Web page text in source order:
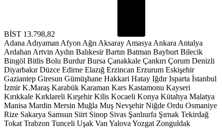
BİST 13.798,82
Adana Adıyaman Afyon Ağrı Aksaray Amasya Ankara Antalya
Ardahan Artvin Aydın Balıkesir Bartın Batman Bayburt Bilecik
Bingöl Bitlis Bolu Burdur Bursa Çanakkale Çankırı Çorum Denizli
Diyarbakır Düzce Edirne Elazığ Erzincan Erzurum Eskişehir
Gaziantep Giresun Gümüşhane Hakkari Hatay Iğdır Isparta İstanbul
İzmir K.Maraş Karabük Karaman Kars Kastamonu Kayseri
Kırıkkale Kırklareli Kırşehir Kilis Kocaeli Konya Kütahya Malatya
Manisa Mardin Mersin Muğla Muş Nevşehir Niğde Ordu Osmaniye
Rize Sakarya Samsun Siirt Sinop Sivas Şanlıurfa Şırnak Tekirdağ
Tokat Trabzon Tunceli Uşak Van Yalova Yozgat Zonguldak